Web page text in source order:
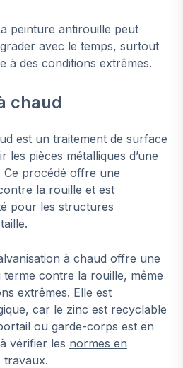
peinture antirouille peut
avec le temps, surtout
à des conditions extrêmes.
chaud
est un traitement de surface
les pièces métalliques d’une
procédé offre une
la rouille et est
pour les structures
à chaud offre une
contre la rouille, même
extrêmes. Elle est
car le zinc est recyclable
ou garde-corps est en
vérifier les normes en
travaux.